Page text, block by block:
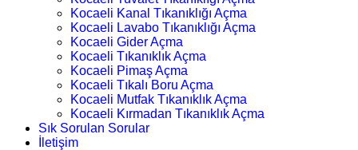
Kocaeli Kanal Tıkanıklığı Açma
Kocaeli Lavabo Tıkanıklığı Açma
Kocaeli Gider Açma
Kocaeli Tıkanıklık Açma
Kocaeli Pimaş Açma
Kocaeli Tıkalı Boru Açma
Kocaeli Mutfak Tıkanıklık Açma
Kocaeli Kırmadan Tıkanıklık Açma
Sık Sorulan Sorular
İletişim